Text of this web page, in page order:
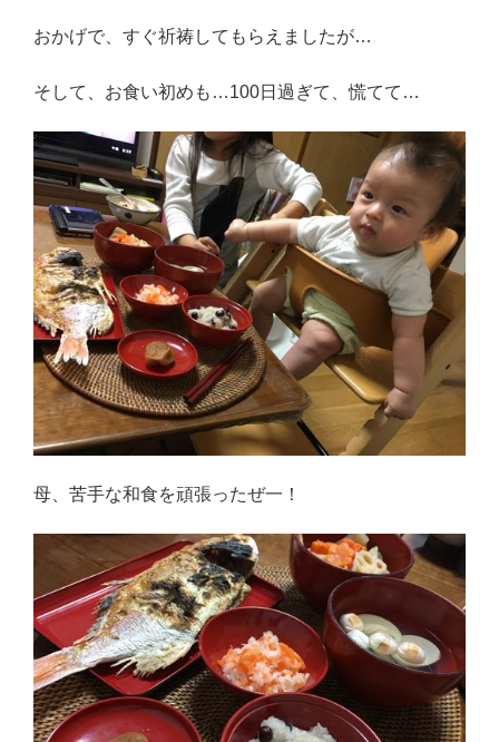
おかげで、すぐ祈祷してもらえましたが…
そして、お食い初めも…100日過ぎて、慌てて…
母、苦手な和食を頑張ったぜ一！